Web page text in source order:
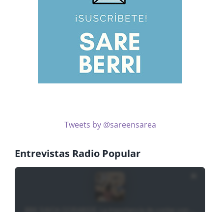
Tweets by @sareensarea
Entrevistas Radio Popular